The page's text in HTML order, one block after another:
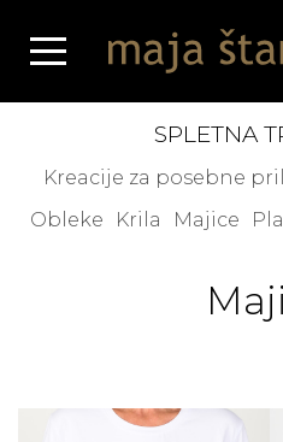
SPLETNA
Kreacije za posebne
Obleke
Krila Majice